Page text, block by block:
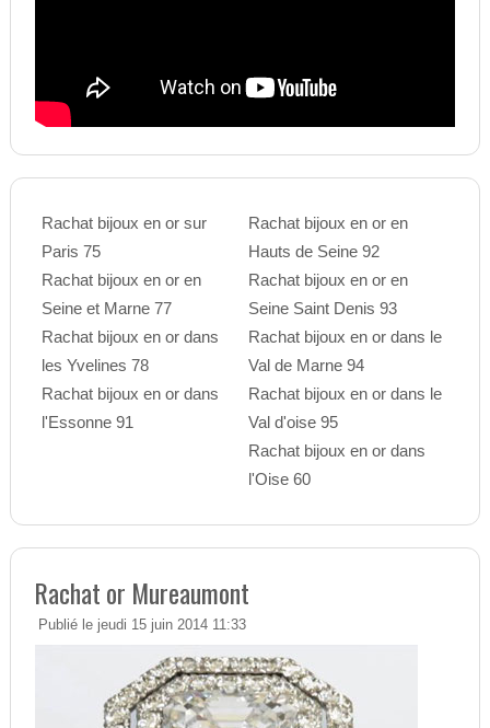
Rachat bijoux en or sur
Paris 75
Rachat bijoux en or en
Seine et Marne 77
Rachat bijoux en or dans
les Yvelines 78
Rachat bijoux en or dans
l'Essonne 91
Rachat bijoux en or en
Hauts de Seine 92
Rachat bijoux en or en
Seine Saint Denis 93
Rachat bijoux en or dans le
Val de Marne 94
Rachat bijoux en or dans le
Val d'oise 95
Rachat bijoux en or dans
l'Oise 60
Rachat or Mureaumont
Publié le jeudi 15 juin 2014 11:33